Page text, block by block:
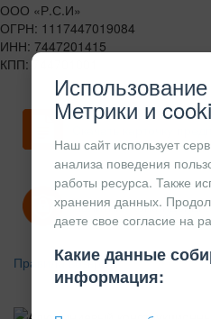
ООО «Р.С.И»
ОГРН: 1117447019084
ИНН: 7447201415
КПП: 744701001
Скачать карточку
Политика
Правила возврата
Метрики и
Наш сайт использует
анализа поведения
работы ресурса. Также
хранения данных.
даете свое согласие на
Какие данные
информация: